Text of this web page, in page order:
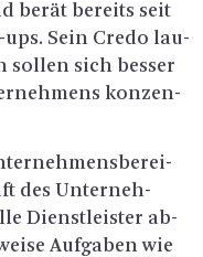
berät be­reits seit
Sein Credo lau­
sol­len sich bes­ser
kon­zen­
des Un­ter­neh­
Dienst­leis­ter ab­
Auf­ga­ben wie